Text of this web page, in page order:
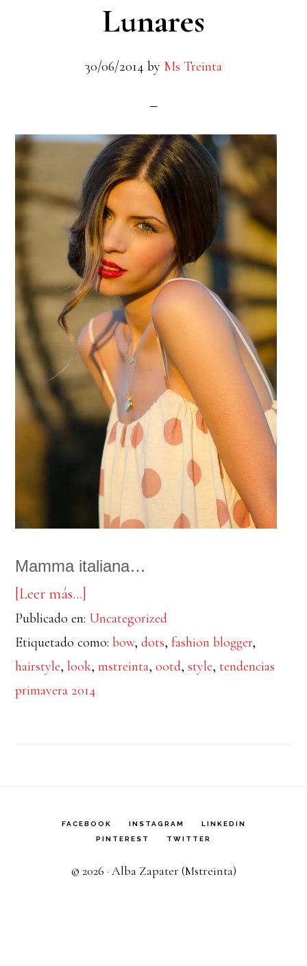
Lunares
30/06/2014 by Ms Treinta
Mamma italiana…
[Leer más…]
de
Lunares
Publicado en: Uncategorized
Etiquetado como:bow,dots,fashion blogger,
hairstyle,look,mstreinta,ootd,style, tendencias
primavera 2014
FACEBOOK INSTAGRAM
LINKEDIN
PINTEREST
TWITTER
© 2026 · Alba Zapater (Mstreinta)